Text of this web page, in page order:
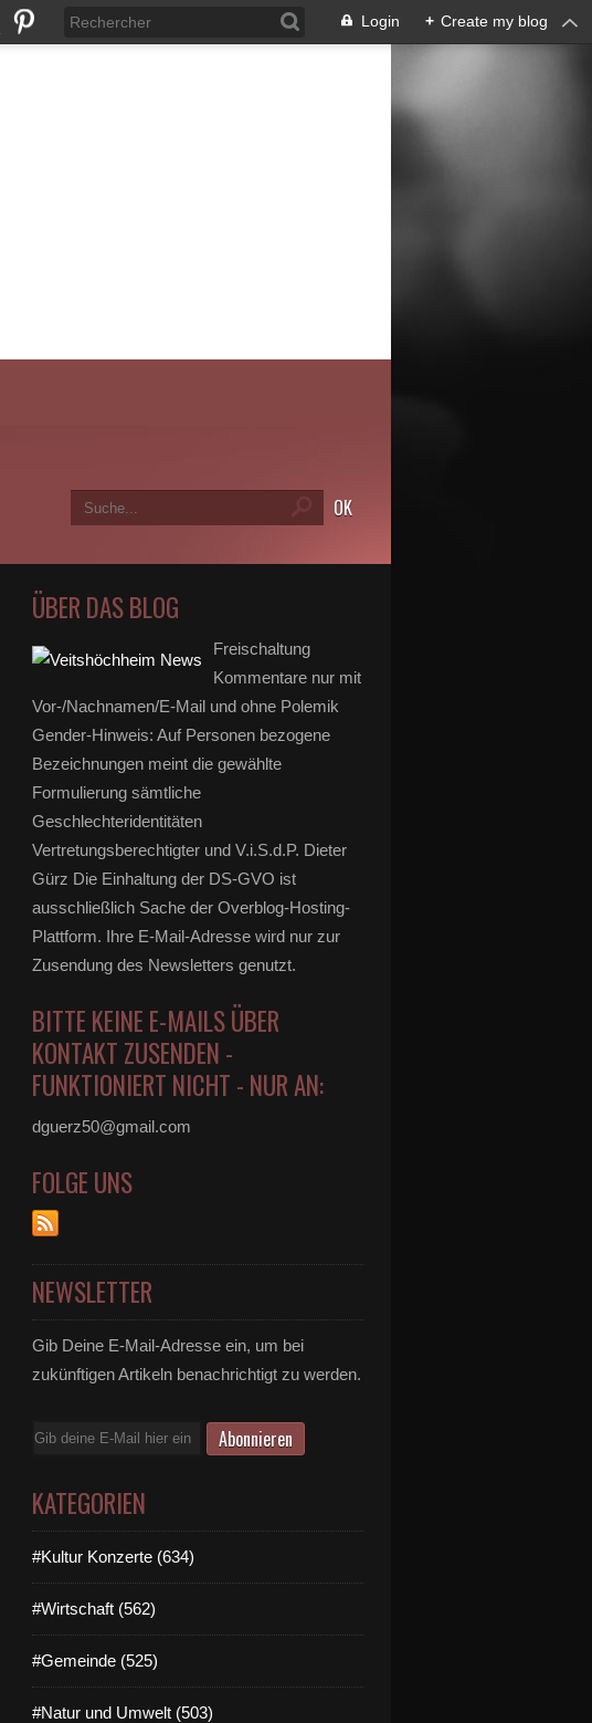
Login + Create my blog
ÜBER DAS BLOG
Freischaltung
Kommentare nur mit
Vor-/Nachnamen/E-Mail und ohne Polemik
Gender-Hinweis: Auf Personen bezogene
Bezeichnungen meint die gewählte
Formulierung sämtliche
Geschlechteridentitäten
Vertretungsberechtigter und V.i.S.d.P. Dieter
Gürz Die Einhaltung der DS-GVO ist
ausschließlich Sache der Overblog-Hosting-
Plattform. Ihre E-Mail-Adresse wird nur zur
Zusendung des Newsletters genutzt.
BITTE KEINE E-MAILS ÜBER
KONTAKT ZUSENDEN -
FUNKTIONIERT NICHT - NUR AN:
dguerz50@gmail.com
FOLGE UNS
NEWSLETTER
Gib Deine E-Mail-Adresse ein, um bei
zukünftigen Artikeln benachrichtigt zu werden.
E-
KATEGORIEN
#Kultur Konzerte (634)
#Wirtschaft (562)
#Gemeinde (525)
#Natur und Umwelt (503)